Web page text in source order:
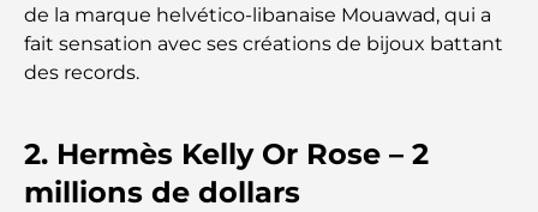
complet pour les parents
Les meilleures écoles près de Damac Hills 2 : un
Les meilleurs restaurants indiens de Dubaï : un
voyage culinaire
de la marque helvético-libanaise Mouawad, qui a
fait sensation avec ses créations de bijoux battant
des records.
2. Hermès Kelly Or Rose – 2
millions de dollars